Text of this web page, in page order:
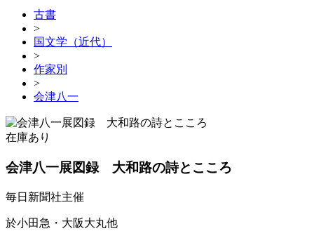
古書
>
国文学（近代）
>
作家別
>
会津八一
在庫あり
会津八一展図録 大和路の詩とこころ
毎日新聞社主催
於小田急・大阪大丸他